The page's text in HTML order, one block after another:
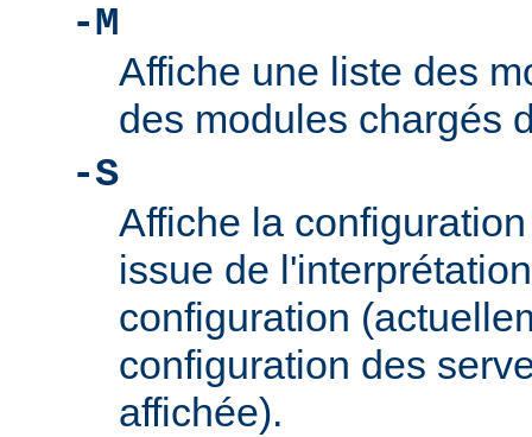
-M
Affiche une liste des
des modules chargés
-S
Affiche la
issue de
configuration
configuration des
affichée).